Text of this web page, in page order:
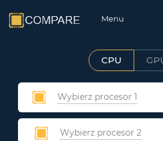
Menu
CPU
Wybierz procesor 1
Wybierz procesor 2